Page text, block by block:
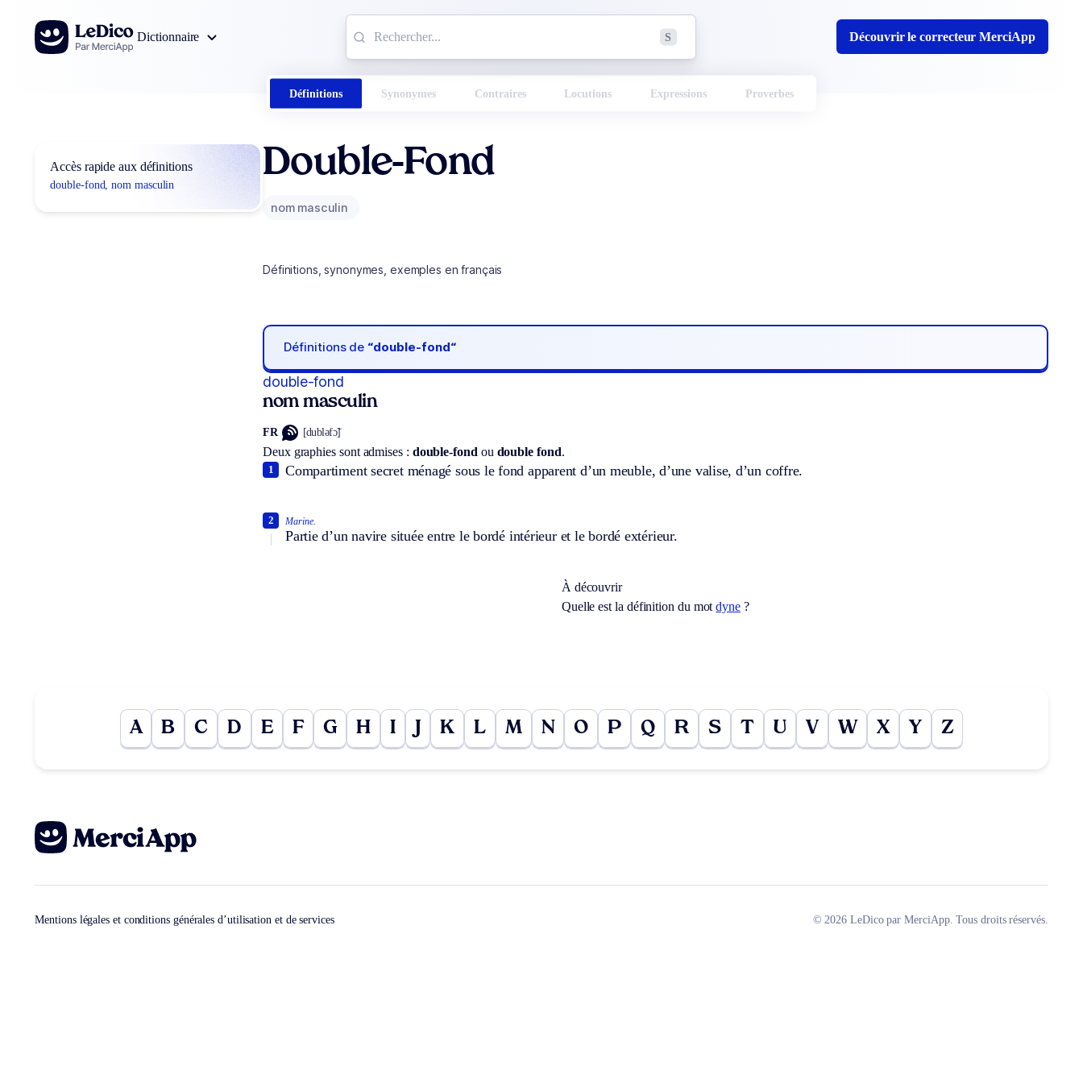
Aller au contenu
Dictionnaire
S Découvrir le correcteur MerciApp
Définitions Synonymes Contraires Locutions Expressions Proverbes
Accès rapide aux définitions
double-fond, nom masculin
Double-Fond
nom masculin
Définitions, synonymes, exemples en français
Définitions de “double-fond“
double-fond
nom masculin
FR [dubləfɔ̃]
Deux graphies sont admises : double-fond ou double fond.
Compartiment secret ménagé sous le fond apparent d’un meuble, d’une valise, d’un coffre.
1
Marine.
Partie d’un navire située entre le bordé intérieur et le bordé extérieur.
2
À découvrir
Quelle est la définition du motdyne ?
A B C D E F G H I K L M N O P Q R S T U V W X Y Z
Mentions légales et conditions générales d’utilisation et de services © 2026 LeDico par MerciApp. Tous droits réservés.